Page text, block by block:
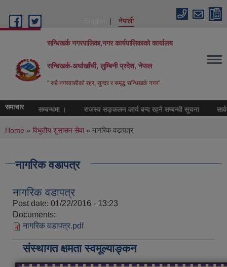
नेपाली
सन्धिखर्क नगरपालिका,नगर कार्यपालिकाको कार्यालय
सन्धिखर्क-अर्घाखाँची, लुम्बिनी प्रदेश, नेपाल
" सबै नगरवासीकाे रहर, सुन्दर र समृद्ध सन्धिखर्क नगर"
समाचारगराइने सम्बन्धमा । राजस्व सङ्कलन कार्य बन्द रहने सम्बन्धी सूचना
You are here
Home » विधुतीय शुसासन सेवा » नागरिक वडापत्र
नागरिक वडापत्र
नागरिक वडापत्र
Post date: 01/22/2016 - 13:23
Documents:
नागरिक वडापत्र.pdf
संस्थागत क्षमता स्वमूल्याङ्कन